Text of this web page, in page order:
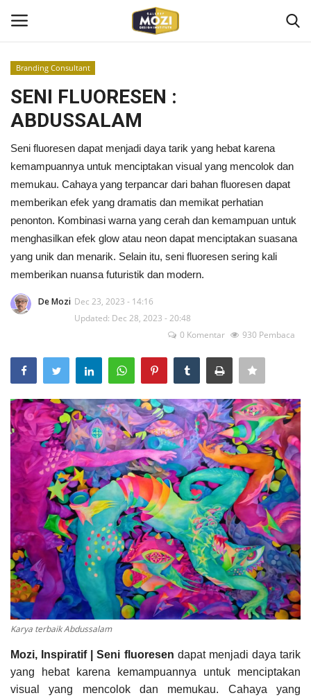
Home
Mozi Design Institute
Mozi For Corporate
Bootcamp
Gallery Shop
Kontak
Branding Consultant
SENI FLUORESEN :
ABDUSSALAM
Seni fluoresen dapat menjadi daya tarik yang hebat karena
kemampuannya untuk menciptakan visual yang mencolok dan
memukau. Cahaya yang terpancar dari bahan fluoresen dapat
memberikan efek yang dramatis dan memikat perhatian
penonton. Kombinasi warna yang cerah dan kemampuan untuk
menghasilkan efek glow atau neon dapat menciptakan suasana
yang unik dan menarik. Selain itu, seni fluoresen sering kali
memberikan nuansa futuristik dan modern.
De Mozi Dec 23, 2023 - 14:16
Updated: Dec 28, 2023 - 20:48
0 Komentar
930 Pembaca
Karya terbaik Abdussalam
Mozi, Inspiratif | Seni fluoresen dapat menjadi daya tarik
yang hebat karena kemampuannya untuk menciptakan
visual yang mencolok dan memukau. Cahaya yang